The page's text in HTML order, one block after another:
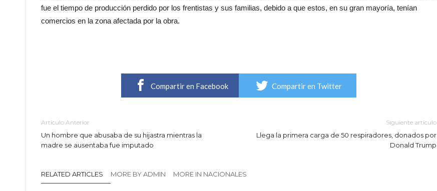
fue el tiempo de producción perdido por los frentistas y sus familias, debido a que estos, en su gran mayoría, tenían
comercios en la zona afectada por la obra.
Compartir en Facebook Compartir en Twitter
Artículo Anterior
Un hombre que abusaba de su hijastra mientras la
madre se ausentaba fue imputado
Siguiente artículo
Llega la primera carga de 50 respiradores, donados por
Donald Trump
RELATED ARTICLES MORE BY ADMIN MORE IN NACIONALES